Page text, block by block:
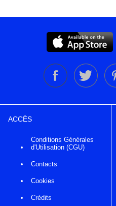
ACCÈS
Conditions Générales
d'Utilisation (CGU)
Contacts
Cookies
Crédits